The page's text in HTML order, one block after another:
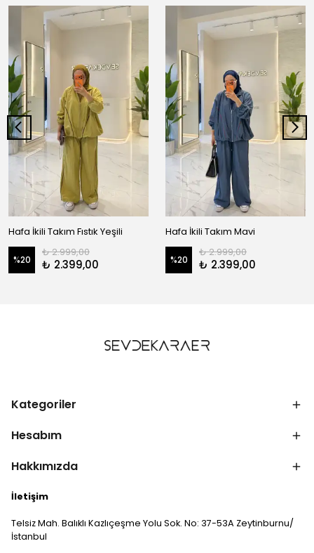
Hafa İkili Takım Fıstık Yeşili
%20
₺ 2.999,00
₺ 2.399,00
Hafa İkili Takım Mavi
%20
₺ 2.999,00
₺ 2.399,00
Kategoriler
Hesabım
Hakkımızda
İletişim
Telsiz Mah. Balıklı Kazlıçeşme Yolu Sok. No: 37-53A Zeytinburnu/
İstanbul